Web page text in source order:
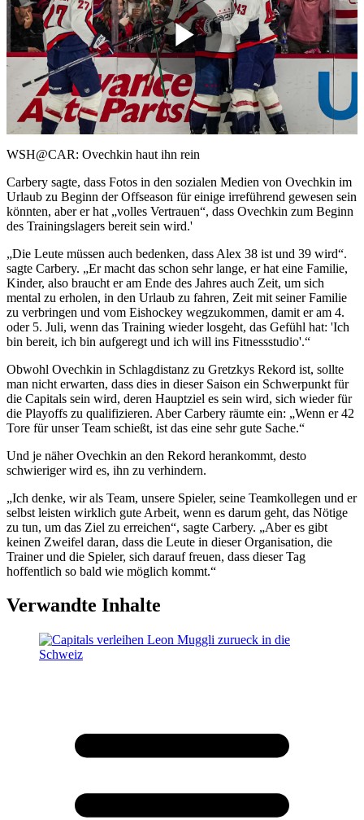
Play
Video
WSH@CAR: Ovechkin haut ihn rein
Carbery sagte, dass Fotos in den sozialen Medien von Ovechkin im
Urlaub zu Beginn der Offseason für einige irreführend gewesen sein
könnten, aber er hat „volles Vertrauen“, dass Ovechkin zum Beginn
des Trainingslagers bereit sein wird.'
„Die Leute müssen auch bedenken, dass Alex 38 ist und 39 wird“.
sagte Carbery. „Er macht das schon sehr lange, er hat eine Familie,
Kinder, also braucht er am Ende des Jahres auch Zeit, um sich
mental zu erholen, in den Urlaub zu fahren, Zeit mit seiner Familie
zu verbringen und vom Eishockey wegzukommen, damit er am 4.
oder 5. Juli, wenn das Training wieder losgeht, das Gefühl hat: 'Ich
bin bereit, ich bin aufgeregt und ich will ins Fitnessstudio'.“
Obwohl Ovechkin in Schlagdistanz zu Gretzkys Rekord ist, sollte
man nicht erwarten, dass dies in dieser Saison ein Schwerpunkt für
die Capitals sein wird, deren Hauptziel es sein wird, sich wieder für
die Playoffs zu qualifizieren. Aber Carbery räumte ein: „Wenn er 42
Tore für unser Team schießt, ist das eine sehr gute Sache.“
Und je näher Ovechkin an den Rekord herankommt, desto
schwieriger wird es, ihn zu verhindern.
„Ich denke, wir als Team, unsere Spieler, seine Teamkollegen und er
selbst leisten wirklich gute Arbeit, wenn es darum geht, das Nötige
zu tun, um das Ziel zu erreichen“, sagte Carbery. „Aber es gibt
keinen Zweifel daran, dass die Leute in dieser Organisation, die
Trainer und die Spieler, sich darauf freuen, dass dieser Tag
hoffentlich so bald wie möglich kommt.“
Verwandte Inhalte